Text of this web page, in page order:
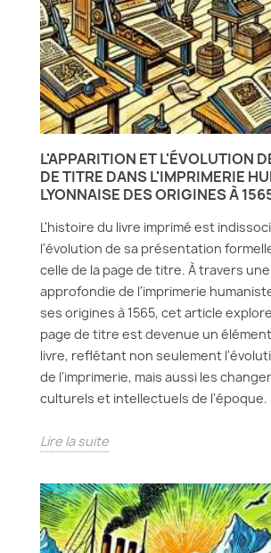
L'APPARITION ET L'ÉVOLUTION
DE TITRE DANS L'IMPRIMERIE
LYONNAISE DES ORIGINES À
L'histoire du livre imprimé est
l'évolution de sa présentation
celle de la page de titre. À travers
approfondie de l'imprimerie
ses origines à 1565, cet article
page de titre est devenue un
livre, reflétant non seulement
de l'imprimerie, mais aussi les
culturels et intellectuels de l'époque.
Lire la suite